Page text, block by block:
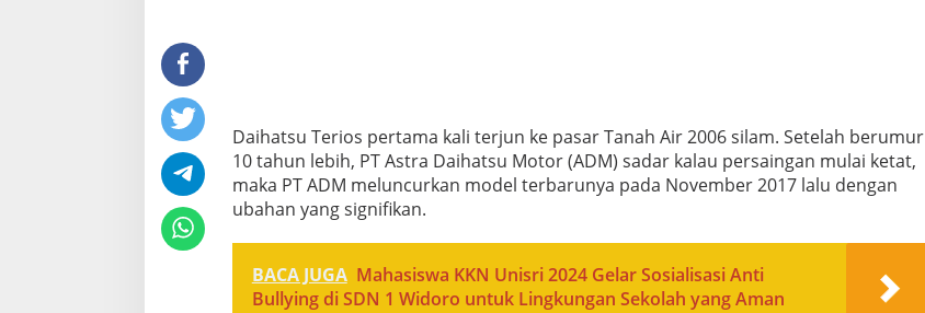
Daihatsu Terios pertama kali terjun ke pasar Tanah Air 2006 silam. Setelah berumur
10 tahun lebih, PT Astra Daihatsu Motor (ADM) sadar kalau persaingan mulai ketat,
maka PT ADM meluncurkan model terbarunya pada November 2017 lalu dengan
ubahan yang signifikan.
BACA JUGA Mahasiswa KKN Unisri 2024 Gelar Sosialisasi Anti
Bullying di SDN 1 Widoro untuk Lingkungan Sekolah yang Aman